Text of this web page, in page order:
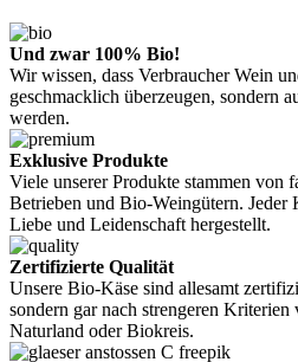
Und zwar 100% Bio!
Wir wissen, dass Verbraucher Wein
geschmacklich überzeugen, sondern
werden.
Exklusive Produkte
Viele unserer Produkte stammen von
Betrieben und Bio-Weingütern. Jeder
Liebe und Leidenschaft hergestellt.
Zertifizierte Qualität
Unsere Bio-Käse sind allesamt
sondern gar nach strengeren
Naturland oder Biokreis.